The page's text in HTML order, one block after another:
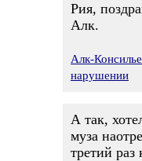
Рия,
Алк.
Алк-
нарушении
А так,
муза
третий